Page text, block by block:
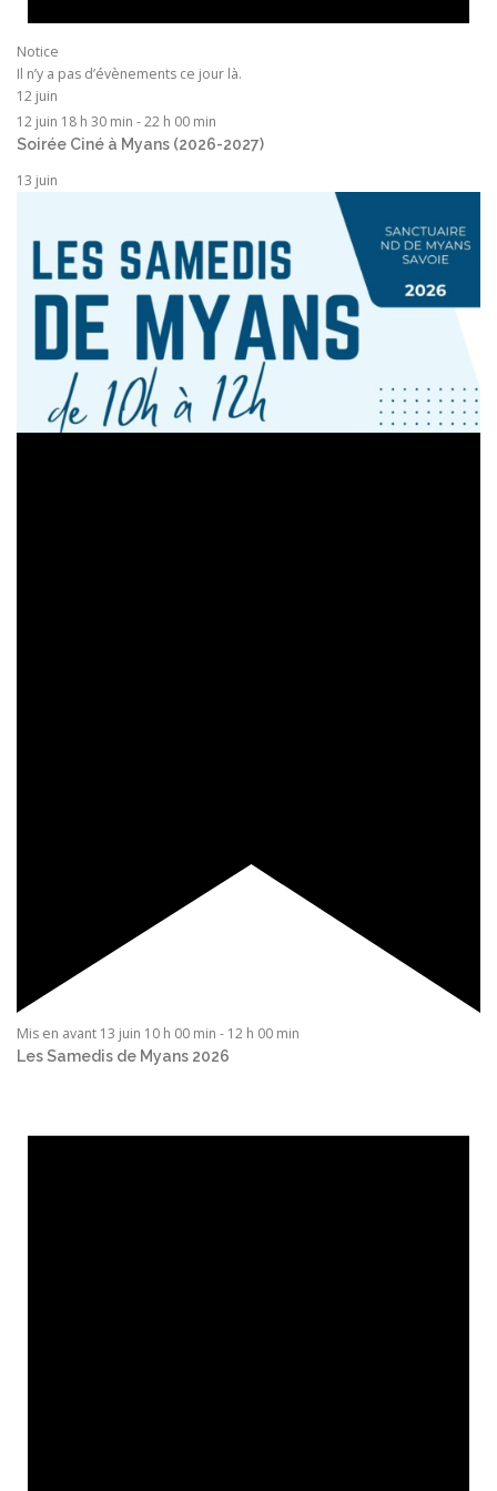
Notice
Il n’y a pas d’évènements ce jour là.
12 juin
12 juin 18 h 30 min -22 h 00 min
Soirée Ciné à Myans (2026-2027)
13 juin
Mis en avant 13 juin 10 h 00 min - 12 h 00 min
Les Samedis de Myans 2026